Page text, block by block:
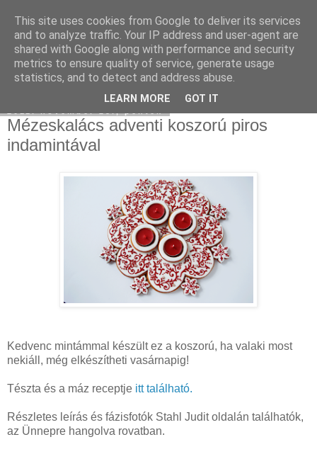
Moha Konyha
Mézeskalács adventi koszorú piros
indamintával
Kedvenc mintámmal készült ez a koszorú, ha valaki most
nekiáll, még elkészítheti vasárnapig!
Tészta és a máz receptje itt található.
Részletes leírás és fázisfotók Stahl Judit oldalán találhatók,
az Ünnepre hangolva rovatban.
This site uses cookies from Google to deliver its services
and to analyze traffic. Your IP address and user-agent are
shared with Google along with performance and security
metrics to ensure quality of service, generate usage
statistics, and to detect and address abuse.
LEARN MORE GOT IT